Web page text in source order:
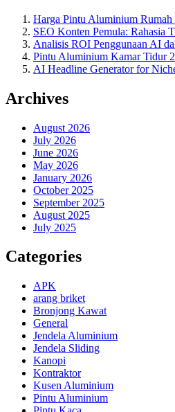
Harga Pintu Aluminium Rumah
SEO Konten Pemula: Rahasia
Analisis ROI Penggunaan AI
Pintu Aluminium Kamar Tidur
AI Headline Generator for
Archives
August 2026
July 2026
June 2026
May 2026
January 2026
October 2025
September 2025
August 2025
July 2025
Categories
APK
arang briket
Bronjong Kawat
General
Jendela Aluminium
Jendela Sliding
Kanopi
Kontraktor
Kusen Aluminium
Pintu Aluminium